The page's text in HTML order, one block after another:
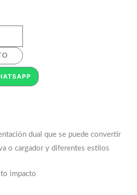
dual que se puede convertir
o cargador y diferentes estilos
impacto